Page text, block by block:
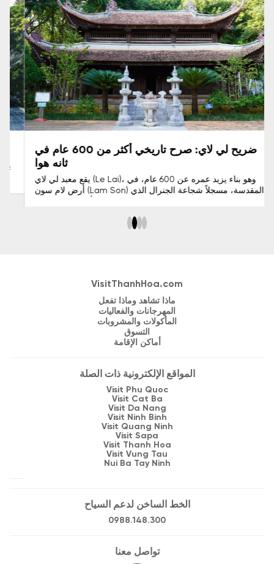
ضريح لي لاي: صرح تاريخي أكثر من 600 عام في
ثانه هوا
يقع معبد لي لاي (Le Lai)، وهو بناء يزيد عمره عن 600 عام، في
أرض لام سون (Lam Son) المقدسة، مسجلاً شجاعة الجنرال الذي
VisitThanhHoa.com
ماذا تشاهد وماذا تفعل
المهرجانات والفعاليات
المأكولات والمشروبات
التسوق
أماكن الإقامة
المواقع الإلكترونية ذات الصلة
Visit Phu Quoc
Visit Cat Ba
Visit Da Nang
Visit Ninh Binh
Visit Quang Ninh
Visit Sapa
Visit Thanh Hoa
Visit Vung Tau
Nui Ba Tay Ninh
الخط الساخن لدعم السياح
0988.148.300
تواصل معنا